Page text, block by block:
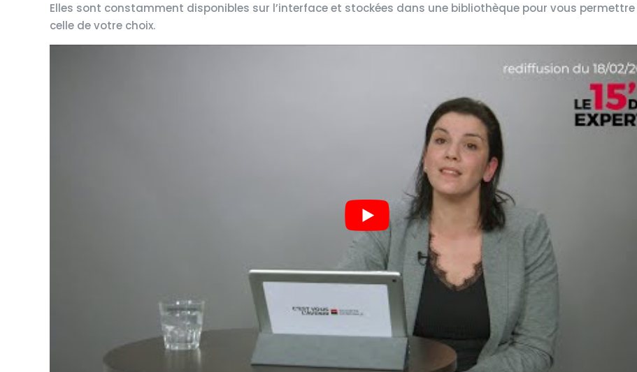
Elles sont constamment disponibles sur l’interface et stockées dans une bibliothèque pour vous
celle de votre choix.